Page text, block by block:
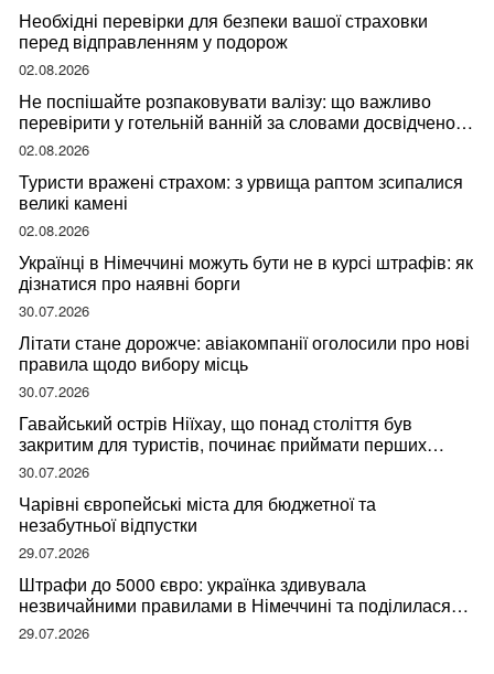
Необхідні перевірки для безпеки вашої страховки
перед відправленням у подорож
02.08.2026
Не поспішайте розпаковувати валізу: що важливо
перевірити у готельній ванній за словами досвідченої
мандрівниці
02.08.2026
Туристи вражені страхом: з урвища раптом зсипалися
великі камені
02.08.2026
Українці в Німеччині можуть бути не в курсі штрафів: як
дізнатися про наявні борги
30.07.2026
Літати стане дорожче: авіакомпанії оголосили про нові
правила щодо вибору місць
30.07.2026
Гавайський острів Ніїхау, що понад століття був
закритим для туристів, починає приймати перших
відвідувачів
30.07.2026
Чарівні європейські міста для бюджетної та
незабутньої відпустки
29.07.2026
Штрафи до 5000 євро: українка здивувала
незвичайними правилами в Німеччині та поділилася
правдою
29.07.2026